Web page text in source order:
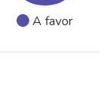
A favor